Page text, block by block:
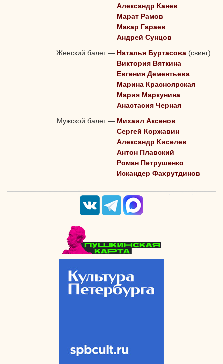
Александр Канев
Марат Рамов
Макар Гараев
Андрей Сунцов
Женский балет — Наталья Буртасова (свинг)
Виктория Вяткина
Евгения Дементьева
Марина Красноярская
Мария Маркунина
Анастасия Черная
Мужской балет — Михаил Аксенов
Сергей Коржавин
Александр Киселев
Антон Плавский
Роман Петрушенко
Искандер Фахрутдинов